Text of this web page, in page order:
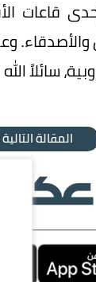
قاعات
سائلاً
المقالة التالية